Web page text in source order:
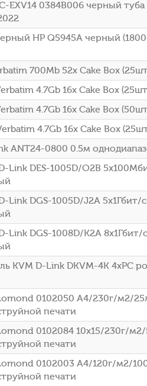
EXV14 0384B006 черный
HP Q5945A черный
700Mb 52x Cake Box
4.7Gb 16x Cake Box
4.7Gb 16x Cake Box
4.7Gb 16x Cake Box
ANT24-0800 0.5м
Link DES-1005D/O2B
Link DGS-1005D/J2A 5x1Гбит/с
Link DGS-1008D/K2A 8x1Гбит/с
KVM D-Link DKVM-4K 4xPC
0102050 A4/230г/м2/
печати
0102084 10x15/230г/
печати
0102003 A4/120г/м2/
печати